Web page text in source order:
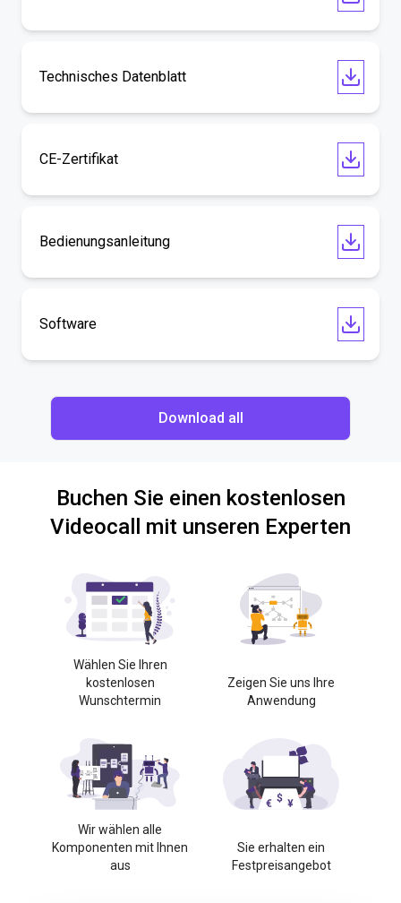
Technisches Datenblatt
CE-Zertifikat
Bedienungsanleitung
Software
Download all
Buchen Sie einen kostenlosen
Videocall mit unseren Experten
Wählen Sie Ihren
kostenlosen
Wunschtermin
Zeigen Sie uns Ihre
Anwendung
Wir wählen alle
Komponenten mit Ihnen
aus
Sie erhalten ein
Festpreisangebot